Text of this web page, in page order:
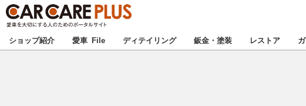
★カーケアプラス認
ショップ紹介 愛車 File ディテイリング 鈑金・塗装 レストア